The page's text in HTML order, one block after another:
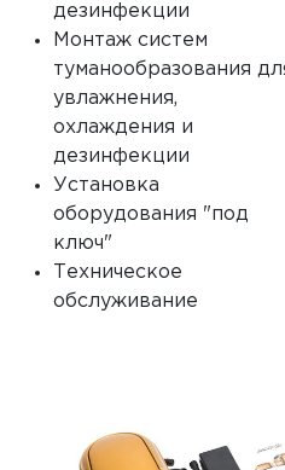
дезинфекции
Монтаж систем
туманообразования
увлажнения,
охлаждения и
дезинфекции
Установка
оборудования "под
ключ"
Техническое
обслуживание